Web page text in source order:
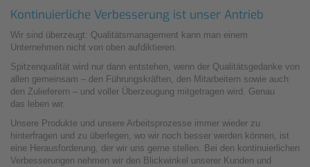
Kontinuierliche Verbesserung ist unser Antrieb
Wir sind überzeugt: Qualitätsmanagement kann man einem
Unternehmen nicht von oben aufdiktieren.
Spitzenqualität wird nur dann entstehen, wenn der Qualitätsgedanke von
allen gemeinsam – den Führungskräften, den Mitarbeitern sowie auch
den Zulieferern – und voller Überzeugung mitgetragen wird. Genau
das leben wir.
Unsere Produkte und unsere Arbeitsprozesse immer wieder zu
hinterfragen und zu überlegen, wo wir noch besser werden können, ist
eine Herausforderung, der wir uns gerne stellen. Bei den kontinuierlichen
Verbesserungen nehmen wir den Blickwinkel unserer Kunden und